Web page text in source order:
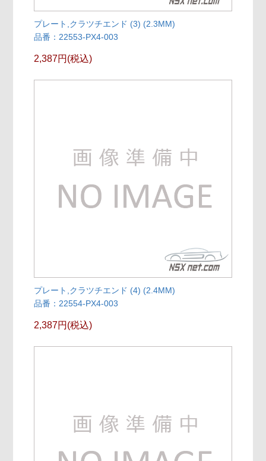
プレート,クラツチエンド (3) (2.3MM)
品番：22553-PX4-003
2,387円(税込)
プレート,クラツチエンド (4) (2.4MM)
品番：22554-PX4-003
2,387円(税込)